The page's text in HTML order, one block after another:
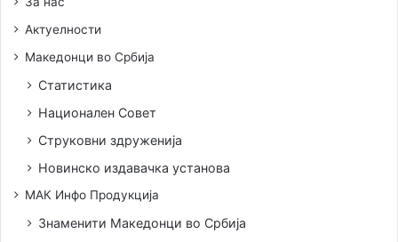
Актуелности
Македонци во Србија
Статистика
Национален Совет
Струковни здруженија
Новинско издавачка установа
МАК Инфо Продукција
Знаменити Македонци во Србија